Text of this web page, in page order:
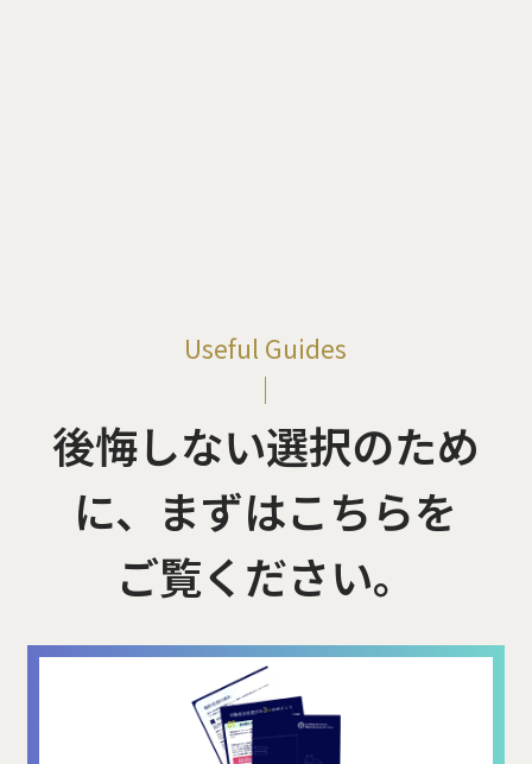
Useful Guides
後悔しない選択のため
に、 まずはこちらを
ご覧ください。